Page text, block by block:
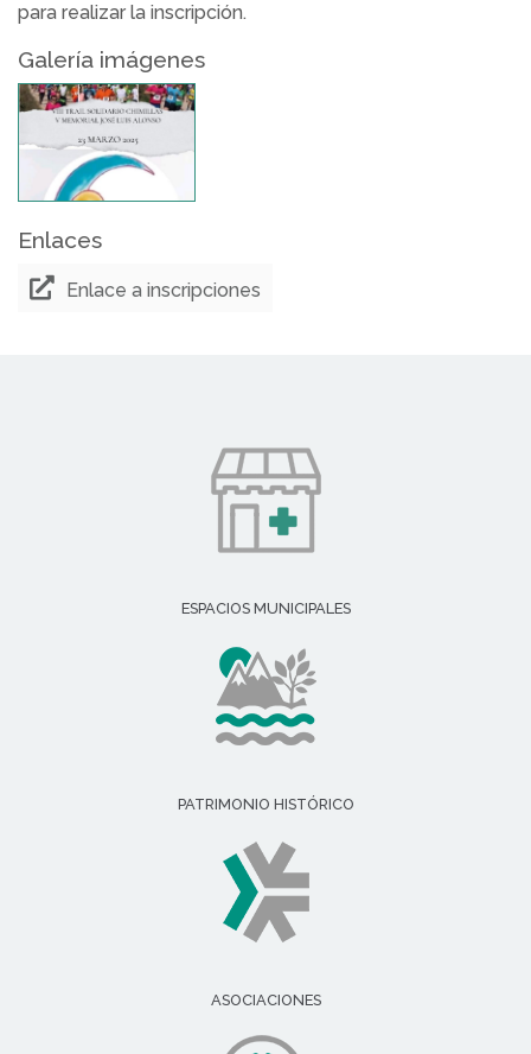
para realizar la inscripción.
Galería imágenes
Enlaces
Enlace a inscripciones
ESPACIOS MUNICIPALES
PATRIMONIO HISTÓRICO
ASOCIACIONES